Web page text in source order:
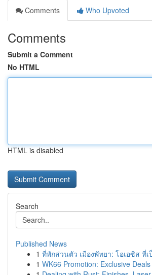
Comments
Who Upvoted
Comments
Submit a Comment
No HTML
HTML is disabled
Search
Published News
1 ที่พักส่วนตัว เมืองพัทยา: โอเอซิส ที่
1 WK66 Promotion: Exclusive